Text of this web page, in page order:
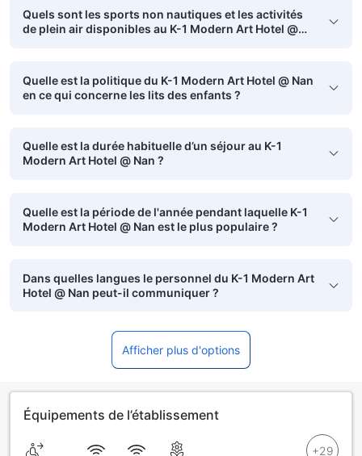
Quels sont les sports non nautiques et les activités
de plein air disponibles au K-1 Modern Art Hotel @
Quelle est la politique du K-1 Modern Art Hotel @ Nan
en ce qui concerne les lits des enfants ?
Quelle est la durée habituelle d’un séjour au K-1
Modern Art Hotel @ Nan ?
Quelle est la période de l'année pendant laquelle K-1
Modern Art Hotel @ Nan est le plus populaire ?
Dans quelles langues le personnel du K-1 Modern Art
Hotel @ Nan peut-il communiquer ?
Afficher plus d'options
Équipements de l’établissement